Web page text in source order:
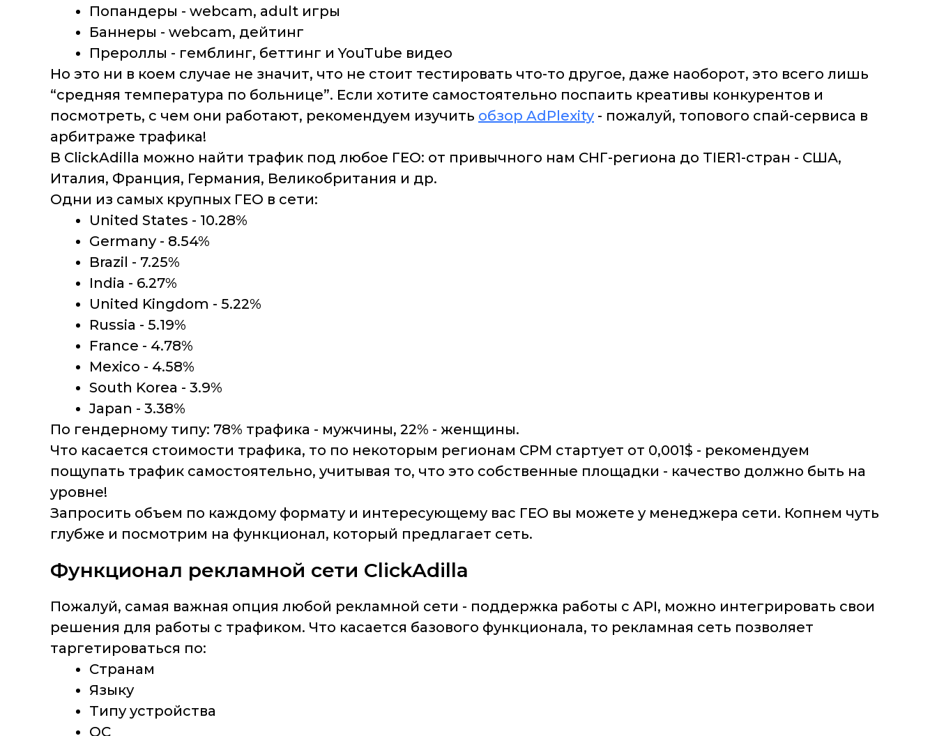
Попандеры - webcam, adult игры
Баннеры - webcam, дейтинг
Прероллы - гемблинг, беттинг и YouTube видео
Но это ни в коем случае не значит, что не стоит тестировать что-то другое, даже наоборот, это всего лишь
“средняя температура по больнице”. Если хотите самостоятельно поспаить креативы конкурентов и
посмотреть, с чем они работают, рекомендуем изучить обзор AdPlexity - пожалуй, топового спай-сервиса в
арбитраже трафика!
В ClickAdilla можно найти трафик под любое ГЕО: от привычного нам СНГ-региона до TIER1-стран - США,
Италия, Франция, Германия, Великобритания и др.
Одни из самых крупных ГЕО в сети:
United States - 10.28%
Germany - 8.54%
Brazil - 7.25%
India - 6.27%
United Kingdom - 5.22%
Russia - 5.19%
France - 4.78%
Mexico - 4.58%
South Korea - 3.9%
Japan - 3.38%
По гендерному типу: 78% трафика - мужчины, 22% - женщины.
Что касается стоимости трафика, то по некоторым регионам CPM стартует от 0,001$ - рекомендуем
пощупать трафик самостоятельно, учитывая то, что это собственные площадки - качество должно быть на
уровне!
Запросить объем по каждому формату и интересующему вас ГЕО вы можете у менеджера сети. Копнем чуть
глубже и посмотрим на функционал, который предлагает сеть.
Функционал рекламной сети ClickAdilla
Пожалуй, самая важная опция любой рекламной сети - поддержка работы с API, можно интегрировать свои
решения для работы с трафиком. Что касается базового функционала, то рекламная сеть позволяет
таргетироваться по:
Странам
Языку
Типу устройства
ОС